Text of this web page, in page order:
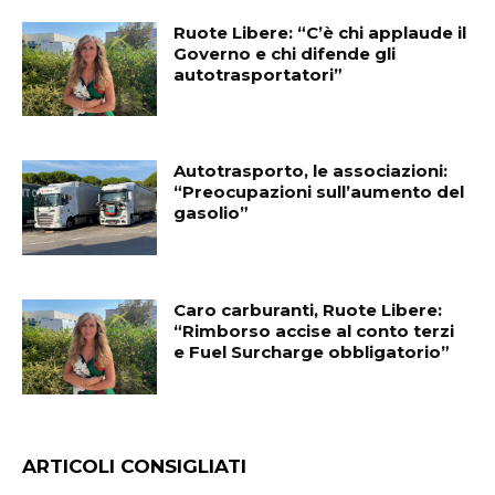
Ruote Libere: “C’è chi applaude il
Governo e chi difende gli
autotrasportatori”
Autotrasporto, le associazioni:
“Preocupazioni sull’aumento del
gasolio”
Caro carburanti, Ruote Libere:
“Rimborso accise al conto terzi
e Fuel Surcharge obbligatorio”
ARTICOLI CONSIGLIATI